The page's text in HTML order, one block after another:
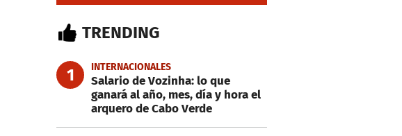
TRENDING
1 INTERNACIONALES
Salario de Vozinha: lo que
ganará al año, mes, día y hora el
arquero de Cabo Verde